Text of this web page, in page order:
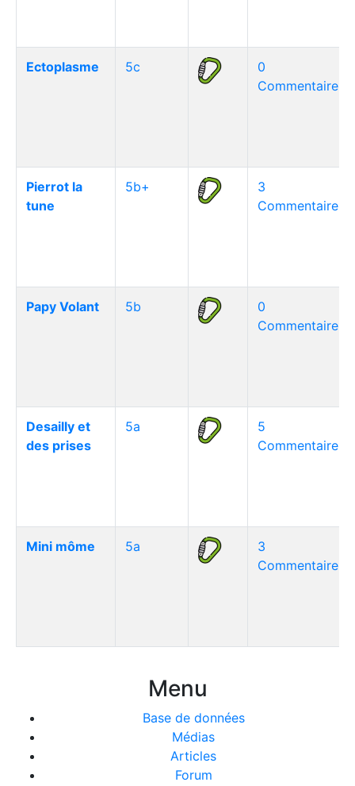
Ectoplasme 5c
0
Commentaire(s)
Pierrot la
tune
5b+
3
Commentaire(s)
Papy Volant 5b
0
Commentaire(s)
Desailly et
des prises
5a
5
Commentaire(s)
Mini môme 5a
3
Commentaire(s)
Menu
Base de données
Médias
Articles
Forum